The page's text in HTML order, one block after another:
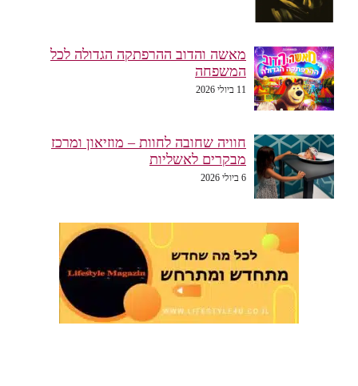
מאשה והדוב ההרפתקה הגדולה לכל
המשפחה
11 ביולי 2026
חוויה שחובה לחוות – מוזיאון ומרכז
מבקרים לאשליות
6 ביולי 2026